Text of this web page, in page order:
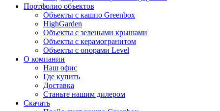
Портфолио объектов
Объекты с кашпо Greenbox
HighGarden
Объекты с зелеными крышами
Объекты с керамогранитом
Объекты с опорами Level
О компании
Наш офис
Где купить
Доставка
Станьте нашим дилером
Скачать